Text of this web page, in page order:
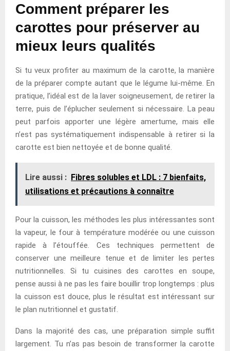
Comment préparer les
carottes pour préserver au
mieux leurs qualités
Si tu veux profiter au maximum de la carotte, la manière
de la préparer compte autant que le légume lui-même. En
pratique, l’idéal est de la laver soigneusement, de retirer la
terre, puis de l’éplucher seulement si nécessaire. La peau
peut parfois apporter une légère amertume, mais elle
n’est pas systématiquement indispensable à retirer si la
carotte est bien nettoyée et de bonne qualité.
Lire aussi : Fibres solubles et LDL : 7 bienfaits,
utilisations et précautions à connaître
Pour la cuisson, les méthodes les plus intéressantes sont
la vapeur, le four à température modérée ou une cuisson
rapide à l’étouffée. Ces techniques permettent de
conserver une meilleure tenue et de limiter les pertes
nutritionnelles. Si tu cuisines des carottes en soupe,
pense aussi à ne pas les faire bouillir trop longtemps : plus
la cuisson est douce, plus le résultat est intéressant sur
le plan nutritionnel et gustatif.
Dans la majorité des cas, une préparation simple suffit
largement. Tu n’as pas besoin de transformer la carotte